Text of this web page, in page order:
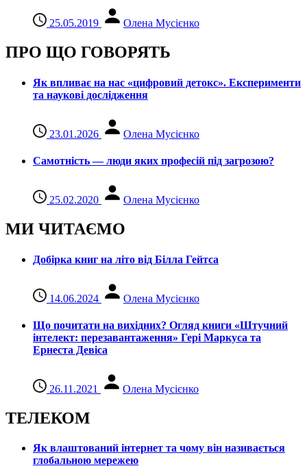
25.05.2019 Олена Мусієнко
ПРО ЩО ГОВОРЯТЬ
Як впливає на нас «цифровий детокс». Експерименти
та наукові дослідження
23.01.2026 Олена Мусієнко
Самотність — люди яких професій під загрозою?
25.02.2020 Олена Мусієнко
МИ ЧИТАЄМО
Добірка книг на літо від Білла Гейтса
14.06.2024 Олена Мусієнко
Що почитати на вихідних? Огляд книги «Штучний
інтелект: перезавантаження» Гері Маркуса та
Ернеста Девіса
26.11.2021 Олена Мусієнко
ТЕЛЕКОМ
Як влаштований інтернет та чому він називається
глобальною мережею